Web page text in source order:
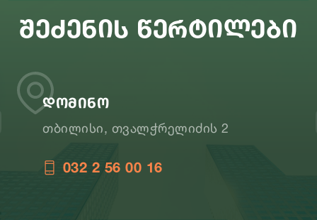
შეძენის წერტილები
დომინო
თბილისი, თვალჭრელიძის 2
032 2 56 00 16